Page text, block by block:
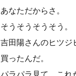
あなただからさ。
そうそうそうそう。
吉田陽さんのヒツジ
買ったんだ。